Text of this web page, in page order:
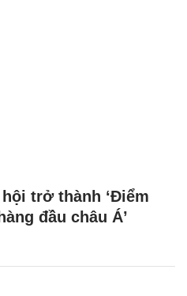
trở thành ‘Điểm
đầu châu Á’